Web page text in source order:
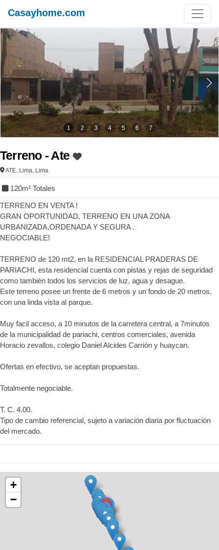
Casayhome.com
1 2 3 4 5 6 7
Terreno - Ate
ATE, Lima, Lima
120m² Totales
TERRENO EN VENTA !
GRAN OPORTUNIDAD, TERRENO EN UNA ZONA
URBANIZADA,ORDENADA Y SEGURA .
NEGOCIABLE!
TERRENO de 120 mt2, en la RESIDENCIAL PRADERAS DE
PARIACHI, esta residencial cuenta con pistas y rejas de seguridad
como también todos los servicios de luz, agua y desague.
Este terreno posee un frente de 6 metros y un fondo de 20 metros,
con una linda vista al parque.
Muy facil acceso, a 10 minutos de la carretera central, a 7minutos
de la municipalidad de pariachi, centros comerciales, avenida
Horacio zevallos, colegio Daniel Alcides Carrión y huaycan.
Ofertas en efectivo, se aceptan propuestas.
Totalmente negociable.
T. C. 4.00.
Tipo de cambio referencial, sujeto a variación diaria por fluctuación
del mercado.
+
−